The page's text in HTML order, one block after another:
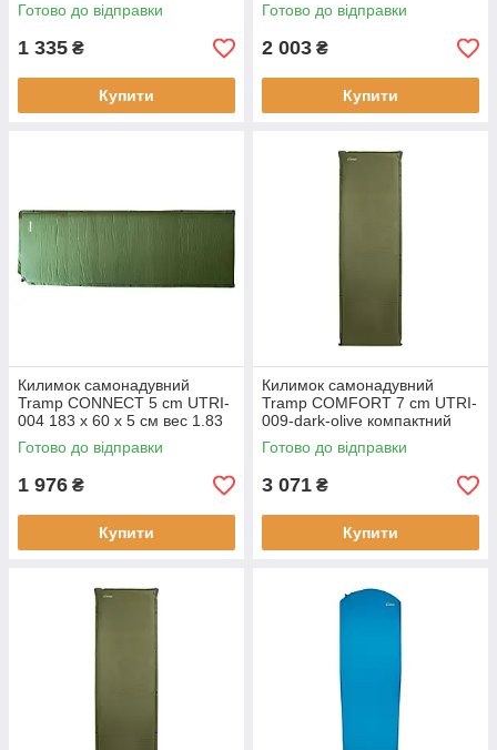
товщина 2.5 см
Готово до відправки
1 335 ₴
Купити
поліестер товщина 3 см
Готово до відправки
2 003 ₴
Купити
Килимок самонадувний
Tramp CONNECT 5 cm UTRI-
004 183 х 60 х 5 см вес 1.83
кг для кемпинга и туризма
Готово до відправки
1 976 ₴
Купити
Килимок самонадувний
Tramp COMFORT 7 cm UTRI-
009-dark-olive компактний
для кемпінгу легкий
термоизоляція
Готово до відправки
3 071 ₴
Купити